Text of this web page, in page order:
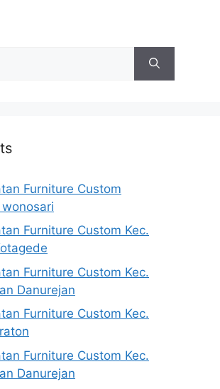
Furniture Custom
Furniture Custom Kec.
Furniture Custom Kec.
Danurejan
Furniture Custom Kec.
Furniture Custom Kec.
Danurejan